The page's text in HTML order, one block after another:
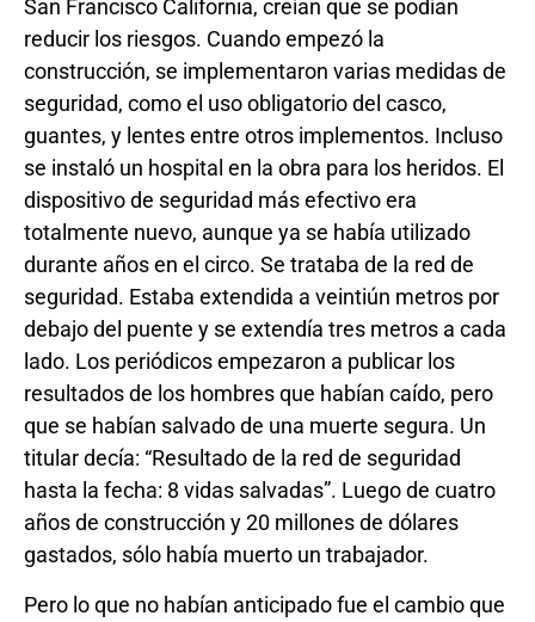
San Francisco California, creían que se podían
reducir los riesgos. Cuando empezó la
construcción, se implementaron varias medidas de
seguridad, como el uso obligatorio del casco,
guantes, y lentes entre otros implementos. Incluso
se instaló un hospital en la obra para los heridos. El
dispositivo de seguridad más efectivo era
totalmente nuevo, aunque ya se había utilizado
durante años en el circo. Se trataba de la red de
seguridad. Estaba extendida a veintiún metros por
debajo del puente y se extendía tres metros a cada
lado. Los periódicos empezaron a publicar los
resultados de los hombres que habían caído, pero
que se habían salvado de una muerte segura. Un
titular decía: “Resultado de la red de seguridad
hasta la fecha: 8 vidas salvadas”. Luego de cuatro
años de construcción y 20 millones de dólares
gastados, sólo había muerto un trabajador.
Pero lo que no habían anticipado fue el cambio que